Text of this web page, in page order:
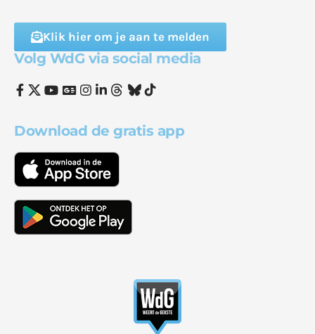
Klik hier om je aan te melden
Volg WdG via social media
Download de gratis app